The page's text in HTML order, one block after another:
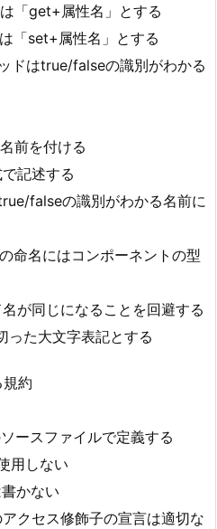
「get+属性名」とする
「set+属性名」とする
ドはtrue/falseの識別がわかる
前を付ける
記述する
falseの識別がわかる名前に
命名にはコンポーネントの型
が同じになることを回避する
った大文字表記とする
約
ースファイルで定義する
用しない
かない
クセス修飾子の宣言は適切な